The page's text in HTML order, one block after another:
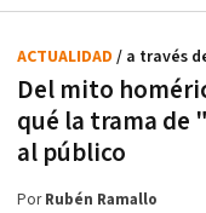
Del mito
qué la trama de
al público
ACTUALIDAD / a través
PorRubén Ramallo